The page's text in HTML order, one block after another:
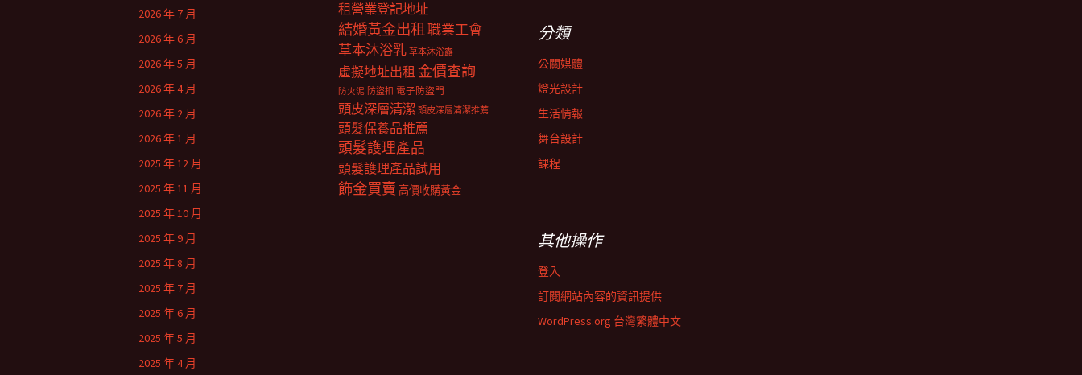
租營業登記地址
結婚黃金出租職業工會
草本沐浴乳 草本沐浴露
虛擬地址出租 金價查詢
防火泥 防盜扣 電子防盜門
頭皮深層清潔 頭皮深層清潔推薦
頭髮保養品推薦
頭髮護理產品
頭髮護理產品試用
飾金買賣 高價收購黃金
2026 年 7 月
2026 年 6 月
2026 年 5 月
2026 年 4 月
2026 年 2 月
2026 年 1 月
2025 年 12 月
2025 年 11 月
2025 年 10 月
2025 年 9 月
2025 年 8 月
2025 年 7 月
2025 年 6 月
2025 年 5 月
2025 年 4 月
分類
公關媒體
燈光設計
生活情報
舞台設計
課程
其他操作
登入
訂閱網站內容的資訊提供
WordPress.org 台灣繁體中文